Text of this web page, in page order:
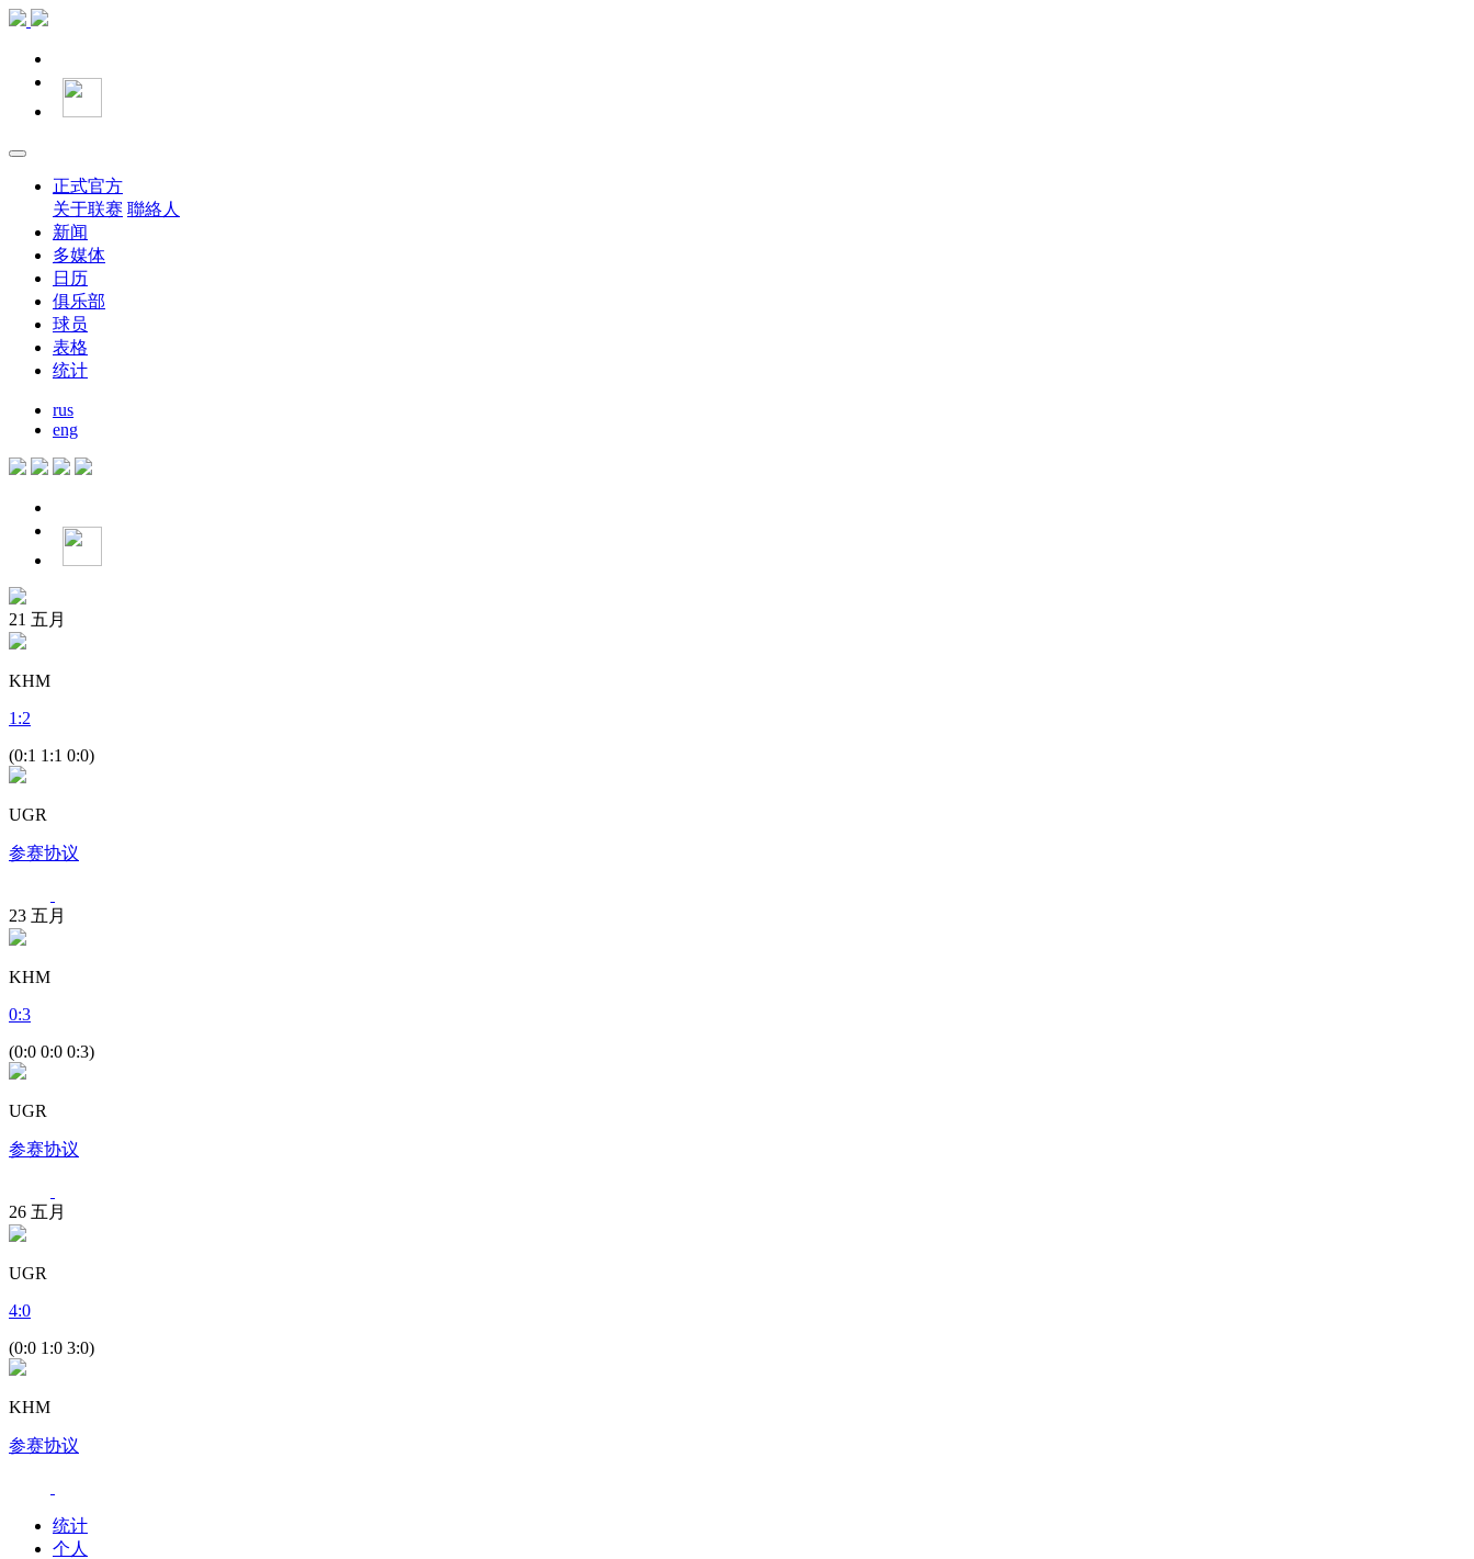
正式官方
关于联赛 聯絡人
新闻
多媒体
日历
俱乐部
球员
表格
统计
rus
eng
21 五月
KHM
1 :2
(0:1 1:1 0:0)
UGR
参赛协议
23 五月
KHM
0:3
(0:0 0:0 0:3)
UGR
参赛协议
26 五月
UGR
4:0
(0:0 1:0 3:0)
KHM
参赛协议
统计
个人